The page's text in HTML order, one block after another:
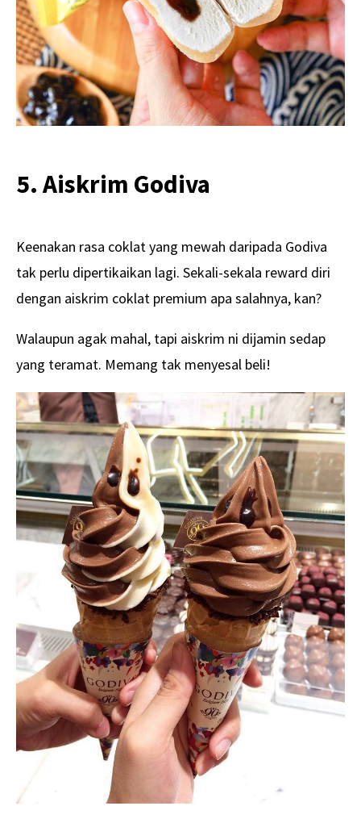
5. Aiskrim Godiva
Keenakan rasa coklat yang mewah daripada Godiva
tak perlu dipertikaikan lagi. Sekali-sekala reward diri
dengan aiskrim coklat premium apa salahnya, kan?
Walaupun agak mahal, tapi aiskrim ni dijamin sedap
yang teramat. Memang tak menyesal beli!